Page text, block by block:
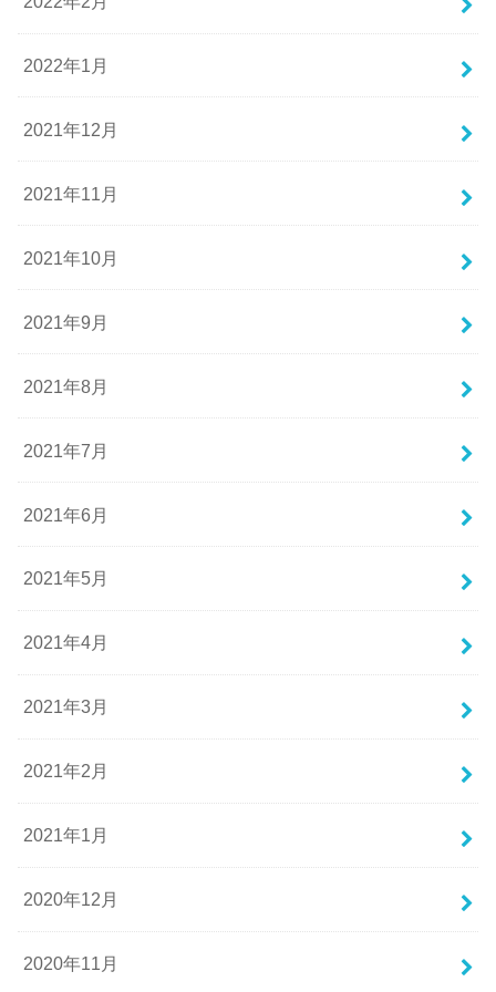
2022年1月
2021年12月
2021年11月
2021年10月
2021年9月
2021年8月
2021年7月
2021年6月
2021年5月
2021年4月
2021年3月
2021年2月
2021年1月
2020年12月
2020年11月